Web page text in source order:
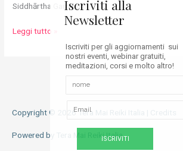
Siddhārtha Gautama
Leggi tutto »
Copyright © 2026Tera Mai Reiki Italia
Powered by Tera Mai Reiki Italia
Iscriviti alla
Newsletter
Iscriviti per gli aggiornamenti sui
nostri eventi, webinar gratuiti,
meditazioni, corsi e molto altro!
ISCRIVITI